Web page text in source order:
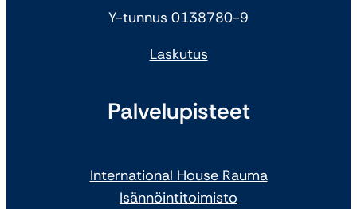
Y-tunnus 0138780-9
Laskutus
Palvelupisteet
International House Rauma
Isännöintitoimisto